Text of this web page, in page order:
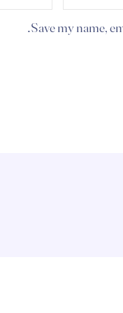
Save my name,